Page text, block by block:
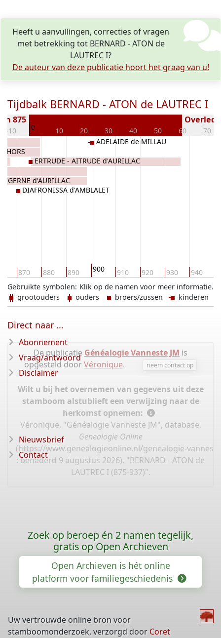
Heeft u aanvullingen, correcties of vragen
met betrekking tot BERNARD - ATON de
LAUTREC I?
De auteur van deze publicatie hoort het graag van u!
Tijdbalk BERNARD - ATON de LAUTREC I
-10 0 10 20 30 40 50 60 70
875
870 880 890 900 910 920 930 940
d'AURILLAC
DIAFRONISSA d'AMBLALET
ERTRUDE - AITRUDE d'AURILLAC
ADELAÏDE de MILLAU
Klik op de namen voor meer informatie.
Gebruikte symbolen:
grootouders
ouders broers/zussen kinderen
De publicatie Généalogie Vanneste JM is
opgesteld doorVéronique. neem contact op
Wilt u bij het overnemen van gegevens uit deze
stamboom alstublieft een verwijzing naar de
herkomst opnemen:
Véronique, "Généalogie Vanneste JM", database,
Genealogie Online
(https://www.genealogieonline.nl/genealogie-
: benaderd 9 augustus 2026), "BERNARD - ATON de
LAUTREC I (875-937)".
Direct naar ...
Abonnement
Vraag/antwoord
Disclaimer
Nieuwsbrief
Contact
Zoek op beroep én 2 namen tegelijk,
gratis op Open Archieven
Open Archieven is hét online
platform voor familiegeschiedenis
Uw vertrouwde online bron voor
stamboomonderzoek, verzorgd door Coret